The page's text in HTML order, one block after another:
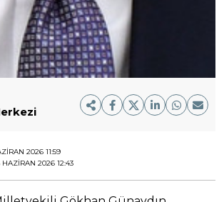
2026 11:59
HAZIRAN 2026 12:43